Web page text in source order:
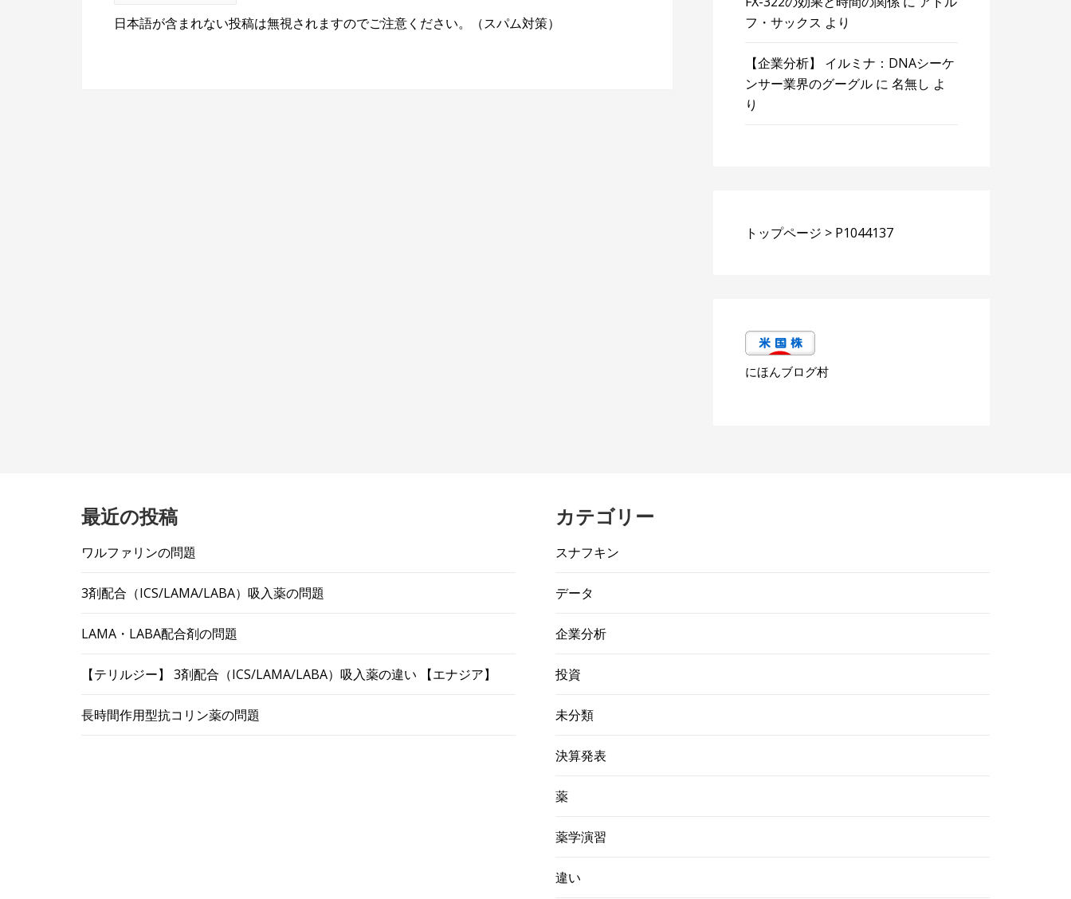
日本語が含まれない投稿は無視されますのでご注意ください。（スパム対策）
フ・サックス より
【企業分析】 イルミナ：DNAシーケ
ンサー業界のグーグル に名無し よ
り
トップページ > P1044137
にほんブログ村
最近の投稿
ワルファリンの問題
3剤配合（ICS/LAMA/LABA）吸入薬の問題
LAMA・LABA配合剤の問題
【テリルジー】 3剤配合（ICS/LAMA/LABA）吸入薬の違い 【エナジア】
長時間作用型抗コリン薬の問題
カテゴリー
スナフキン
データ
企業分析
投資
未分類
決算発表
薬
薬学演習
違い